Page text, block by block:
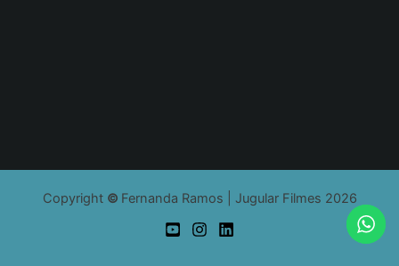
Copyright © Fernanda Ramos | Jugular Filmes 2026